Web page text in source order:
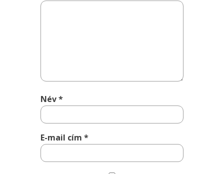
Név*
E-mail cím*